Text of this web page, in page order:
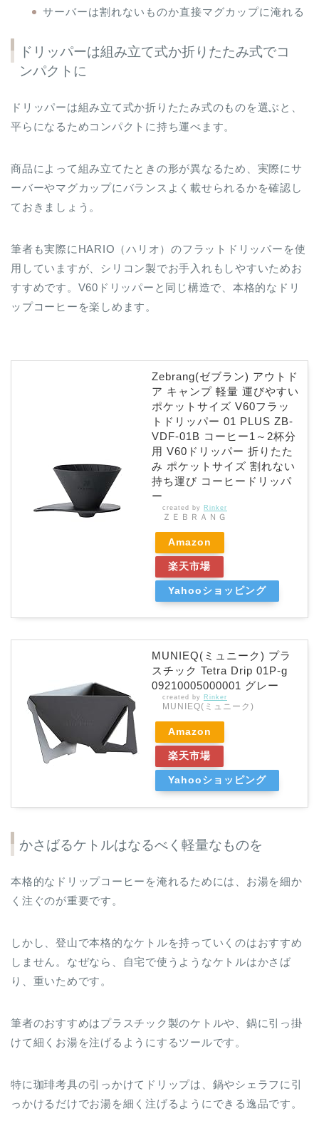
サーバーは割れないものか直接マグカップに淹れる
ドリッパーは組み立て式か折りたたみ式でコ
ンパクトに
ドリッパーは組み立て式か折りたたみ式のものを選ぶと、
平らになるためコンパクトに持ち運べます。
商品によって組み立てたときの形が異なるため、実際にサ
ーバーやマグカップにバランスよく載せられるかを確認し
ておきましょう。
筆者も実際にHARIO（ハリオ）のフラットドリッパーを使
用していますが、シリコン製でお手入れもしやすいためお
すすめです。V60ドリッパーと同じ構造で、本格的なドリ
ップコーヒーを楽しめます。
Zebrang(ゼブラン) アウトド
ア キャンプ 軽量 運びやすい
ポケットサイズ V60フラッ
トドリッパー 01 PLUS ZB-
VDF-01B コーヒー1～2杯分
用 V60ドリッパー 折りたた
み ポケットサイズ 割れない
持ち運び コーヒードリッパ
ー
created by Rinker
ＺＥＢＲＡＮＧ
Amazon
楽天市場
Yahooショッピング
MUNIEQ(ミュニーク) プラ
スチック Tetra Drip 01P-g
09210005000001 グレー
created by Rinker
MUNIEQ(ミュニーク)
Amazon
楽天市場
Yahooショッピング
かさばるケトルはなるべく軽量なものを
本格的なドリップコーヒーを淹れるためには、お湯を細か
く注ぐのが重要です。
しかし、登山で本格的なケトルを持っていくのはおすすめ
しません。なぜなら、自宅で使うようなケトルはかさば
り、重いためです。
筆者のおすすめはプラスチック製のケトルや、鍋に引っ掛
けて細くお湯を注げるようにするツールです。
特に珈琲考具の引っかけてドリップは、鍋やシェラフに引
っかけるだけでお湯を細く注げるようにできる逸品です。